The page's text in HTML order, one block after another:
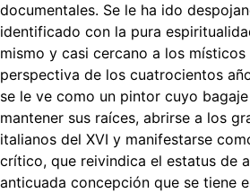
documentales. Se le ha ido
identificado con la pura
mismo y casi cercano a los
perspectiva de los cuatrocientos
se le ve como un pintor cuyo
mantener sus raíces, abrirse a los
italianos del XVI y manifestarse
crítico, que reivindica el estatus de
anticuada concepción que se tiene